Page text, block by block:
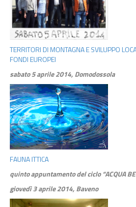
TERRITORI DI MONTAGNA E SVILUPPO
FONDI EUROPEI
sabato 5 aprile 2014, Domodossola
FAUNA ITTICA
quinto appuntamento del ciclo “ACQUA
giovedì 3 aprile 2014, Baveno